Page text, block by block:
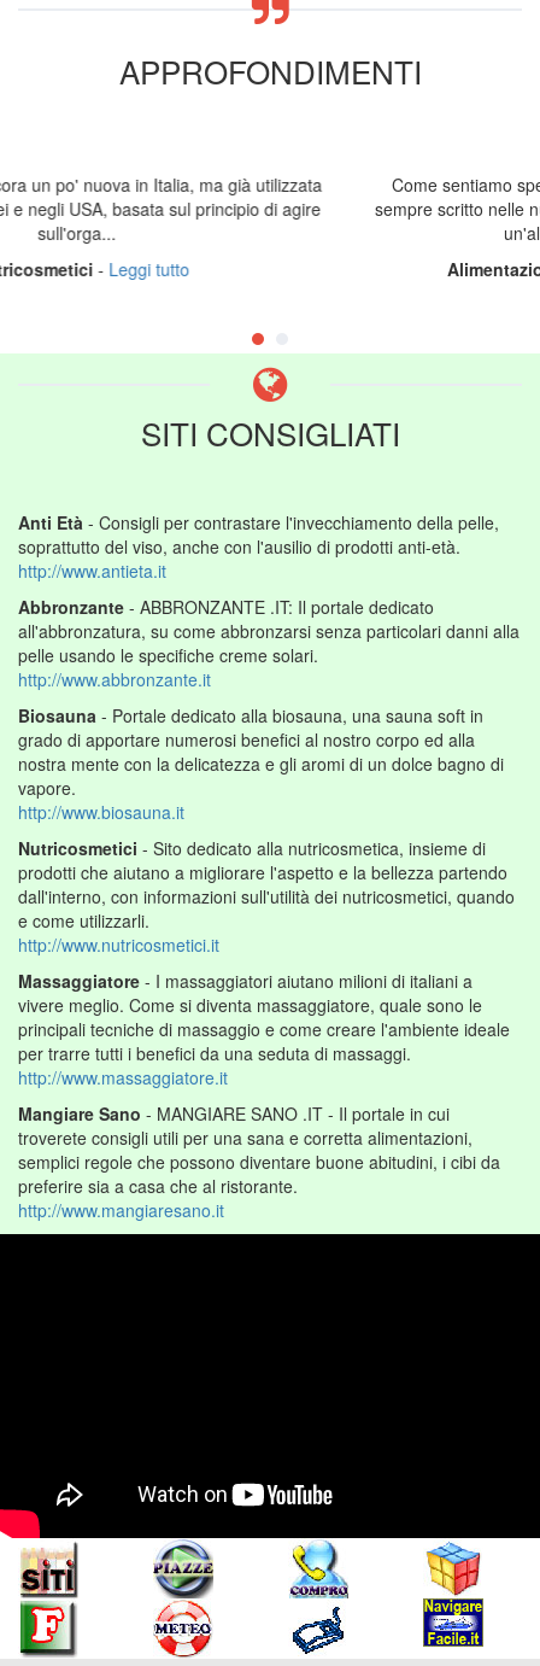
APPROFONDIMENTI
Come sentiamo spesso dire in televisione e come
sempre scritto nelle numerose riviste di moda e di gossip
Alimentazione e Forma Fisica
Leggi tutto
agire
SITI CONSIGLIATI
Anti Età - Consigli per contrastare l'invecchiamento della pelle,
soprattutto del viso, anche con l'ausilio di prodotti anti-età.
http://www.antieta.it
Abbronzante - ABBRONZANTE .IT: Il portale dedicato
all'abbronzatura, su come abbronzarsi senza particolari danni alla
pelle usando le specifiche creme solari.
http://www.abbronzante.it
Biosauna - Portale dedicato alla biosauna, una sauna soft in
grado di apportare numerosi benefici al nostro corpo ed alla
nostra mente con la delicatezza e gli aromi di un dolce bagno di
vapore.
http://www.biosauna.it
Nutricosmetici - Sito dedicato alla nutricosmetica, insieme di
prodotti che aiutano a migliorare l'aspetto e la bellezza partendo
dall'interno, con informazioni sull'utilità dei nutricosmetici, quando
e come utilizzarli.
http://www.nutricosmetici.it
Massaggiatore - I massaggiatori aiutano milioni di italiani a
vivere meglio. Come si diventa massaggiatore, quale sono le
principali tecniche di massaggio e come creare l'ambiente ideale
per trarre tutti i benefici da una seduta di massaggi.
http://www.massaggiatore.it
Mangiare Sano - MANGIARE SANO .IT - Il portale in cui
troverete consigli utili per una sana e corretta alimentazioni,
semplici regole che possono diventare buone abitudini, i cibi da
preferire sia a casa che al ristorante.
http://www.mangiaresano.it